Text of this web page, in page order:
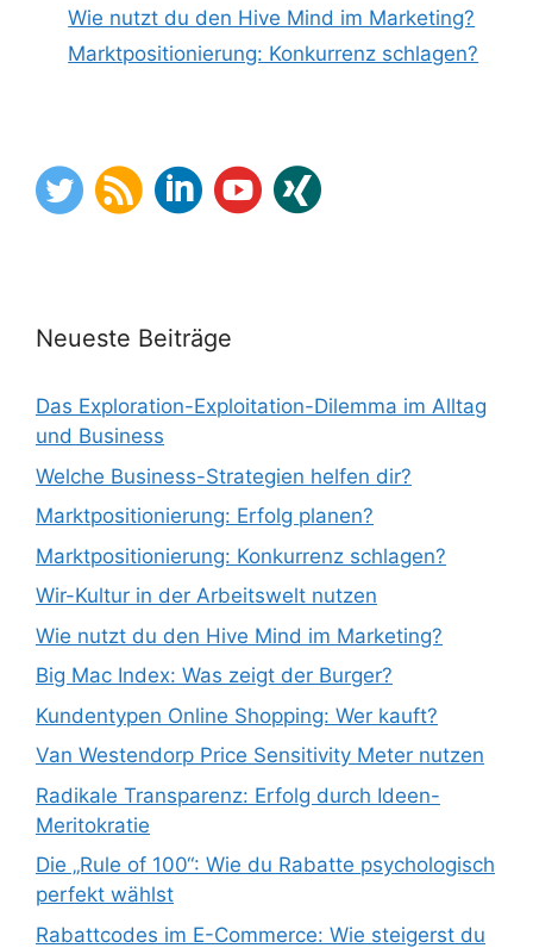
Wie nutzt du den Hive Mind im Marketing?
Marktpositionierung: Konkurrenz schlagen?
Neueste Beiträge
Das Exploration-Exploitation-Dilemma im Alltag
und Business
Welche Business-Strategien helfen dir?
Marktpositionierung: Erfolg planen?
Marktpositionierung: Konkurrenz schlagen?
Wir-Kultur in der Arbeitswelt nutzen
Wie nutzt du den Hive Mind im Marketing?
Big Mac Index: Was zeigt der Burger?
Kundentypen Online Shopping: Wer kauft?
Van Westendorp Price Sensitivity Meter nutzen
Radikale Transparenz: Erfolg durch Ideen-
Meritokratie
Die „Rule of 100“: Wie du Rabatte psychologisch
perfekt wählst
Rabattcodes im E-Commerce: Wie steigerst du